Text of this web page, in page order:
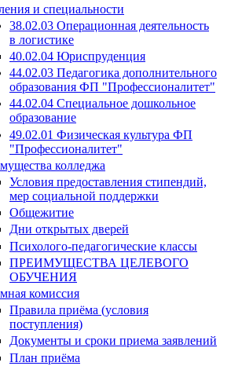
и специальности
38.02.03 Операционная деятельность
в логистике
40.02.04 Юриспруденция
44.02.03 Педагогика дополнительного
образования ФП "Профессионалитет"
44.02.04 Специальное дошкольное
образование
49.02.01 Физическая культура ФП
"Профессионалитет"
колледжа
Условия предоставления стипендий,
мер социальной поддержки
Общежитие
Дни открытых дверей
Психолого-педагогические классы
ПРЕИМУЩЕСТВА ЦЕЛЕВОГО
ОБУЧЕНИЯ
комиссия
Правила приёма (условия
поступления)
Документы и сроки приема заявлений
План приёма